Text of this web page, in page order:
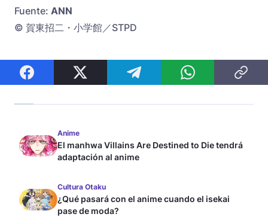
Fuente: ANN
© 賀東招二・小学館／STPD
Anime
El manhwa Villains Are Destined to Die tendrá
adaptación al anime
Cultura Otaku
¿Qué pasará con el anime cuando el isekai
pase de moda?